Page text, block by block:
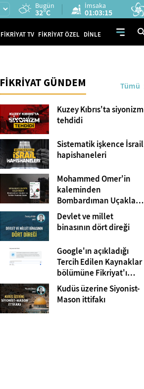
Bugün
32°C
İmsaka
01:03:14
FİKRİYAT TV FİKRİYAT ÖZEL DİNLE
FİKRİYAT GÜNDEM Tümü
Kuzey Kıbrıs'ta siyonizm
tehdidi
Sistematik işkence İsrail
hapishaneleri
Mohammed Omer'in
kaleminden
Bombardıman Uçakları
ve Tanklar Arasında
Gazze
Devlet ve millet
binasının dört direği
Google'ın açıkladığı
Tercih Edilen Kaynaklar
bölümüne Fikriyat'ı
eklemeyi unutmayın!
Kudüs üzerine Siyonist-
Mason ittifakı